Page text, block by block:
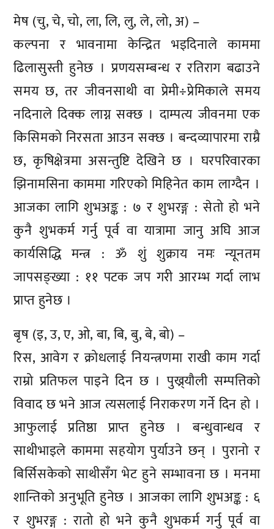
मेष (चु, चे, चो, ला, लि, लु, ले, लो, अ) –
कल्पना र भावनामा केन्द्रित भइदिनाले काममा
ढिलासुस्ती हुनेछ । प्रणयसम्बन्ध र रतिराग बढाउने
समय छ, तर जीवनसाथी वा प्रेमी÷प्रेमिकाले समय
नदिनाले दिक्क लाग्न सक्छ । दाम्पत्य जीवनमा एक
किसिमको निरसता आउन सक्छ । बन्दव्यापारमा राम्रै
छ, कृषिक्षेत्रमा असन्तुष्टि देखिने छ । घरपरिवारका
झिनामसिना काममा गरिएको मिहिनेत काम लाग्दैन ।
आजका लागि शुभअङ्क : ७ र शुभरङ्ग : सेतो हो भने
कुनै शुभकर्म गर्नु पूर्व वा यात्रामा जानु अघि आज
कार्यसिद्धि मन्त्र : ॐ शुं शुक्राय नमः न्यूनतम
जापसङ्ख्या : ११ पटक जप गरी आरम्भ गर्दा लाभ
प्राप्त हुनेछ ।
बृष (इ, उ, ए, ओ, बा, बि, बु, बे, बो) –
रिस, आवेग र क्रोधलाई नियन्त्रणमा राखी काम गर्दा
राम्रो प्रतिफल पाइने दिन छ । पुख्र्यौली सम्पत्तिको
विवाद छ भने आज त्यसलाई निराकरण गर्ने दिन हो ।
आफुलाई प्रतिष्ठा प्राप्त हुनेछ । बन्धुवान्धव र
साथीभाइले काममा सहयोग पुर्याउने छन् । पुरानो र
बिर्सिसकेको साथीसँग भेट हुने सम्भावना छ । मनमा
शान्तिको अनुभूति हुनेछ । आजका लागि शुभअङ्क : ६
र शुभरङ्ग : रातो हो भने कुनै शुभकर्म गर्नु पूर्व वा